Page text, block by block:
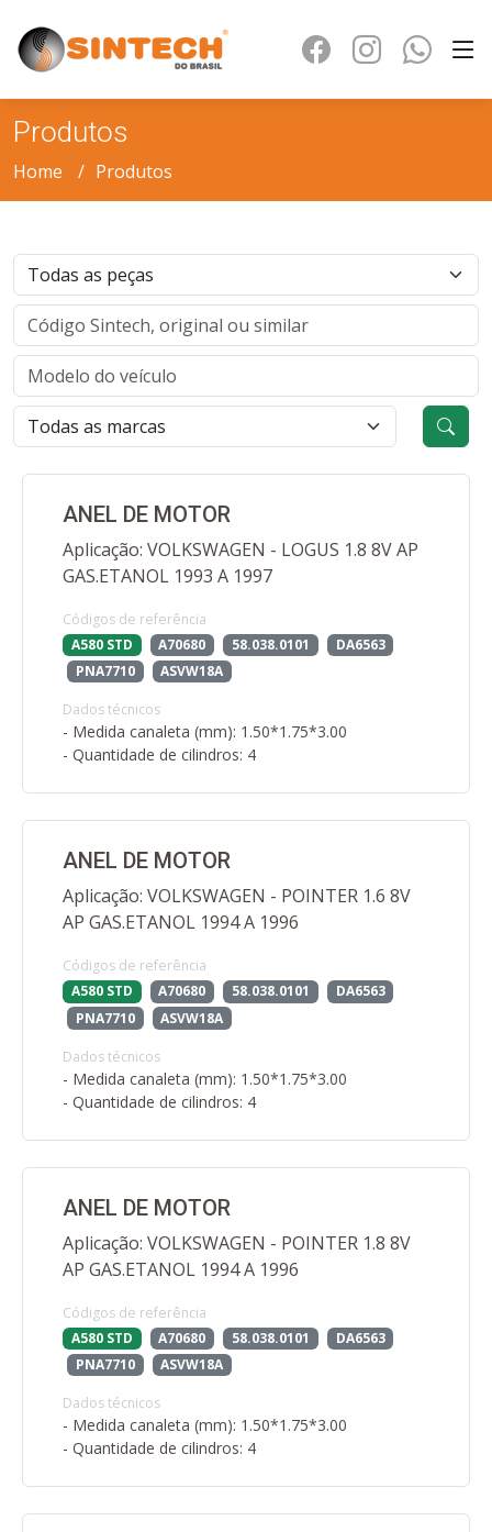
Produtos
Home Produtos
ANEL DE MOTOR
Aplicação: VOLKSWAGEN - LOGUS 1.8 8V AP
GAS.ETANOL 1993 A 1997
Códigos de referência
A580 STD
A70680 58.038.0101
DA6563
PNA7710
ASVW18A
Dados técnicos
- Medida canaleta (mm): 1.50*1.75*3.00
- Quantidade de cilindros: 4
ANEL DE MOTOR
Aplicação: VOLKSWAGEN - POINTER 1.6 8V
AP GAS.ETANOL 1994 A 1996
Códigos de referência
A580 STD
A70680 58.038.0101
DA6563
PNA7710
ASVW18A
Dados técnicos
- Medida canaleta (mm): 1.50*1.75*3.00
- Quantidade de cilindros: 4
ANEL DE MOTOR
Aplicação: VOLKSWAGEN - POINTER 1.8 8V
AP GAS.ETANOL 1994 A 1996
Códigos de referência
A580 STD
A70680 58.038.0101
DA6563
PNA7710
ASVW18A
Dados técnicos
- Medida canaleta (mm): 1.50*1.75*3.00
- Quantidade de cilindros: 4